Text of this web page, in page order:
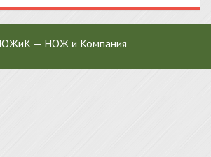
— НОЖ и Компания